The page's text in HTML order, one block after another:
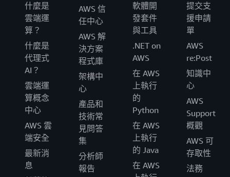
什麼是
雲端運
算？
什麼是
代理式
AI？
雲端運
算概念
中心
AWS 雲
端安全
最新消
息
AWS 信
任中心
AWS 解
決方案
程式庫
架構中
心
產品和
技術常
見問答
集
分析師
報告
軟體開
發套件
與工具
.NET on
AWS
在 AWS
上執行
的
Python
在 AWS
上執行
的 Java
在 AWS
提交支
援申請
單
AWS
re:Post
知識中
心
AWS
Support
概觀
AWS 可
存取性
法務